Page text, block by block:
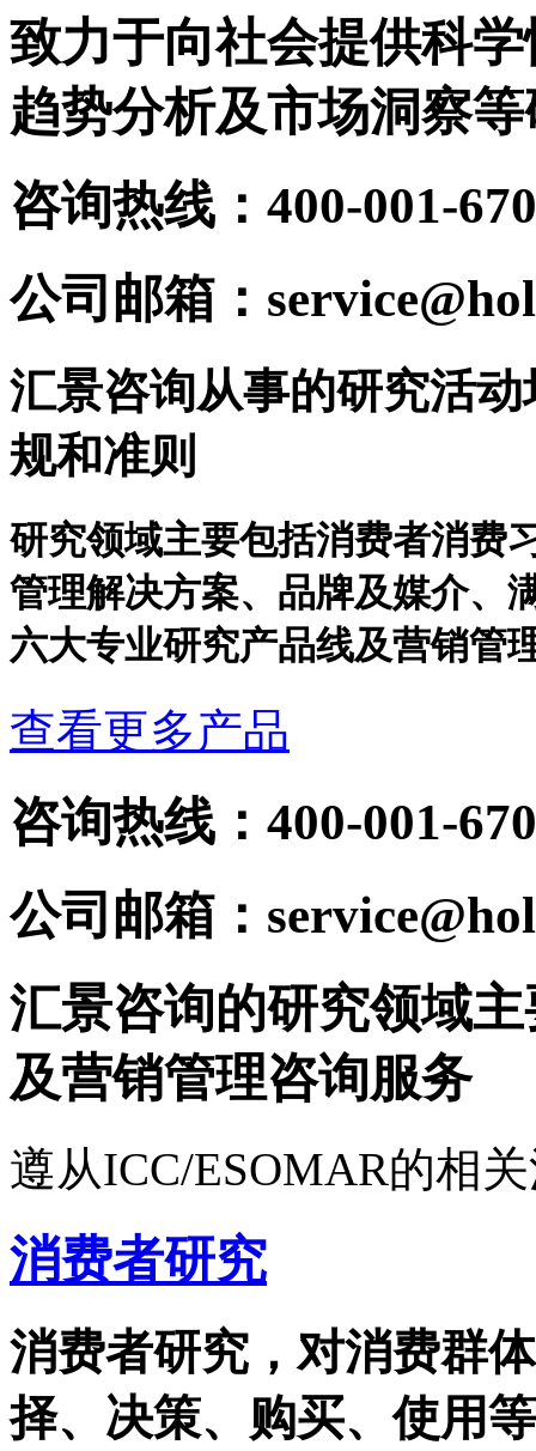
致力于向社会提供科
趋势分析及市场洞察
咨询热线：400-001-
公司邮箱：
汇景咨询从事的研究活
规和准则
研究领域主要包括消费者消费
管理解决方案、品牌及媒介、
六大专业研究产品线及营销管
查看更多产品
咨询热线：400-001-
公司邮箱：
汇景咨询的研究领域
及营销管理咨询服务
遵从ICC/ESOMAR的相
消费者研究
消费者研究，对消费群
择、决策、购买、使用